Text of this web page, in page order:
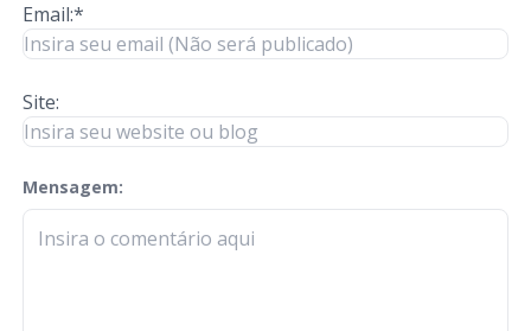
Email:*
Site:
Mensagem:
check-terms